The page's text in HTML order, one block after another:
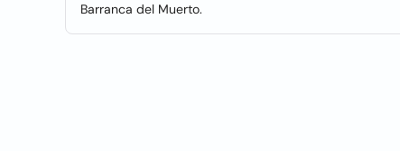
Barranca del Muerto.